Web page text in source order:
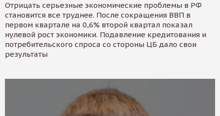
Отрицать серьезные экономические проблемы в РФ
становится все труднее. После сокращения ВВП в
первом квартале на 0,6% второй квартал показал
нулевой рост экономики. Подавление кредитования и
потребительского спроса со стороны ЦБ дало свои
результаты